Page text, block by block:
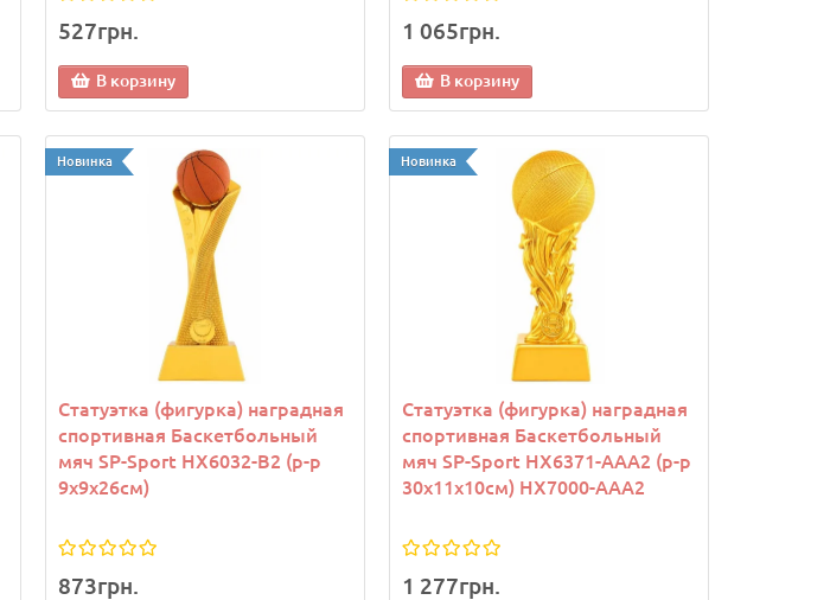
Joma 400635-002 Бирюзовый
для бокса FLEX FISTRAGE VL-
6495 (р-р S-XL, черный)
527грн.
В корзину
1 065грн.
В корзину
Новинка
Статуэтка (фигурка) наградная
спортивная Баскетбольный
мяч SP-Sport HX6032-B2 (р-р
9х9х26см)
873грн.
Новинка
Статуэтка (фигурка) наградная
спортивная Баскетбольный
мяч SP-Sport HX6371-AAA2 (р-р
30х11х10см) HX7000-AAA2
1 277грн.